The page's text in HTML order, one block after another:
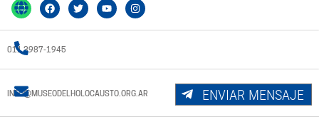
011 3987-1945
INFO@MUSEODELHOLOCAUSTO.ORG.AR ENVIAR MENSAJE